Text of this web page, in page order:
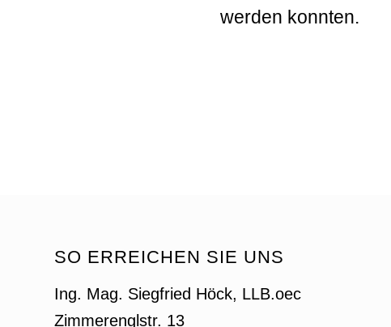
werden konnten.
SO ERREICHEN SIE UNS
Ing. Mag. Siegfried Höck, LLB.oec
Zimmerenglstr. 13